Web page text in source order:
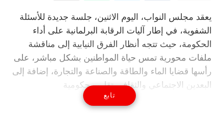
يعقد مجلس النواب، اليوم الاثنين، جلسة جديدة للأسئلة
الشفوية، في إطار آليات الرقابة البرلمانية على أداء
الحكومة، حيث تتجه أنظار الفرق النيابية إلى مناقشة
ملفات محورية تمس حياة المواطنين بشكل مباشر، على
رأسها قضايا الماء والطاقة والصناعة والتجارة، إضافة إلى
البعدين الاجتماعي والثقافي.تقارير حكومية
ومن المتوقع أن تثير الجلسة نقاشاً ساخناً حول إشكالية
تابع